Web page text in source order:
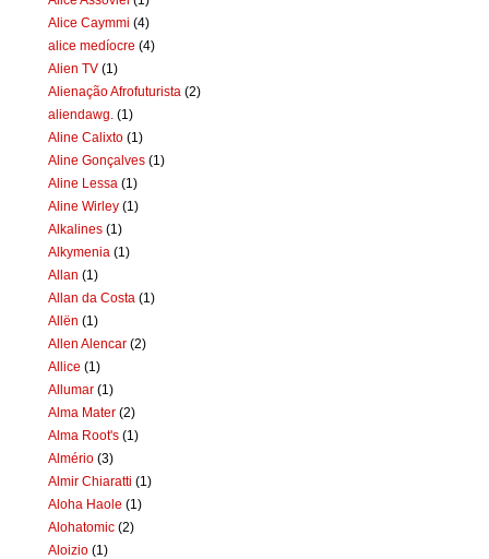
Alice Caymmi (4)
alice medíocre (4)
Alien TV (1)
Alienação Afrofuturista (2)
aliendawg. (1)
Aline Calixto (1)
Aline Gonçalves (1)
Aline Lessa (1)
Aline Wirley (1)
Alkalines (1)
Alkymenia (1)
Allan (1)
Allan da Costa (1)
Allën (1)
Allen Alencar (2)
Allice (1)
Allumar (1)
Alma Mater (2)
Alma Root's (1)
Almério (3)
Almir Chiaratti (1)
Aloha Haole (1)
Alohatomic (2)
Aloizio (1)